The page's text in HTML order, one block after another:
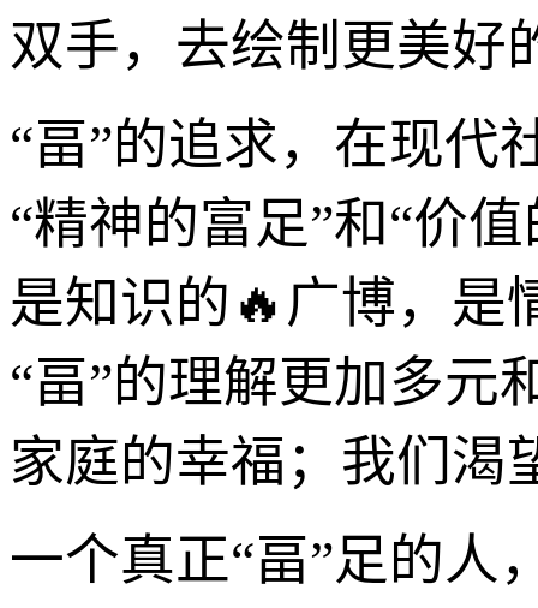
双手，去绘制更美好
“畐”的追求，在现代
“精神的富足”和“价
是知识的🔥广博，是
“畐”的理解更加多元
家庭的幸福；我们渴
一个真正“畐”足的人